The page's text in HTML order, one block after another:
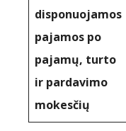
disponuojamos
pajamos po
pajamų, turto
ir pardavimo
mokesčių